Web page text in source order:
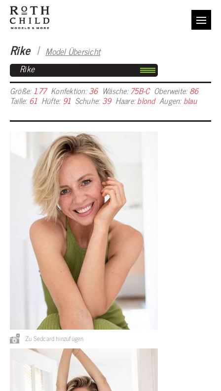
Rike I Model Übersicht
Rike
Größe: 1.77 Konfektion:36 Wäsche:75B-C Oberweite: 86
Taille: 61 Hüfte: 91 Schuhe: 39 Haare:blond Augen: blau
Zu Sedcard hinzufügen